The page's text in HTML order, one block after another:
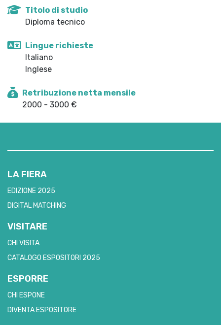
Titolo di studio
Diploma tecnico
Lingue richieste
Italiano
Inglese
Retribuzione netta mensile
2000 - 3000 €
LA FIERA
EDIZIONE 2025
DIGITAL MATCHING
VISITARE
CHI VISITA
CATALOGO ESPOSITORI 2025
ESPORRE
CHI ESPONE
DIVENTA ESPOSITORE